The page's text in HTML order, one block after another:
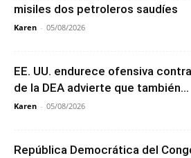
misiles dos petroleros saudíes
Karen - 05/08/2026
EE. UU. endurece ofensiva
de la DEA advierte que también...
Karen - 05/08/2026
República Democrática del